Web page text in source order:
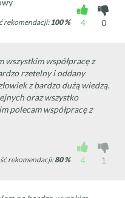
4
0
rekomendacji:100%
wszystkim współpracę z
rzetelny i oddany
z bardzo dużą wiedzą.
oraz wszystko
polecam współpracę z
4
1
rekomendacji:80%